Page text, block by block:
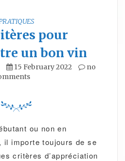
pour
un bon vin
15 February 2022
no
ou non en
il importe toujours de se
critères d’appréciation